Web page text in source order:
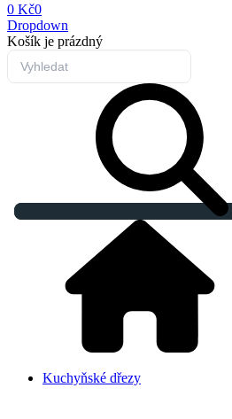
0 Kč0
Dropdown
Košík je prázdný
Kuchyňské dřezy